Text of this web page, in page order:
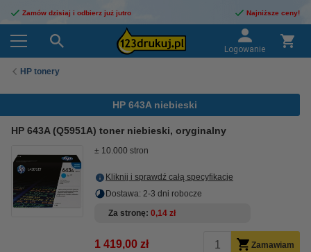
Zamów dzisiaj i odbierz już jutro Najniższe ceny!
Logowanie
HP tonery
HP 643A niebieski
HP 643A (Q5951A) toner niebieski, oryginalny
± 10.000 stron
Kliknij i sprawdź całą specyfikacje
Dostawa: 2-3 dni robocze
Za stronę 0,14 zł
1 419,00 zł Zamawiam